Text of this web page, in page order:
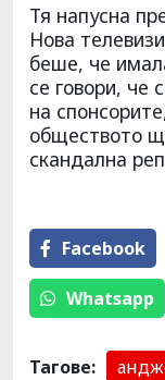
Тя напусна
Нова
беше, че
се говори, че
на
обществото
скандална
Facebook
Whatsapp
Тагове: